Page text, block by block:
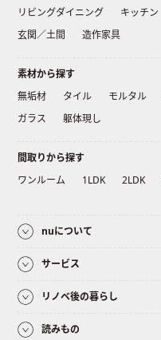
リビングダイニング
キッチン
玄関／土間
造作家具
素材から探す
無垢材
タイル モルタル
ガラス
躯体現し
間取りから探す
ワンルーム
1LDK 2LDK
nuについて
サービス
リノベ後の暮らし
読みもの